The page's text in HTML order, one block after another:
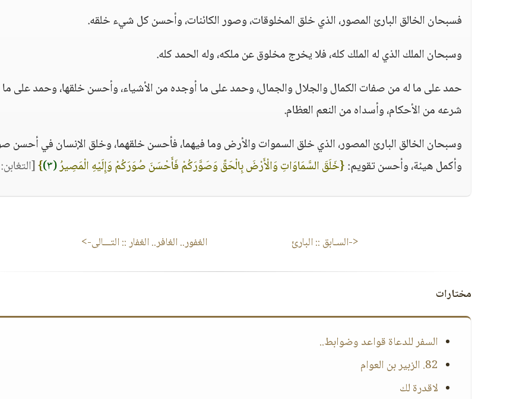
فسبحان الخالق البارئ المصور، الذي خلق المخلوقات، وصور الكائنات، وأحسن كل شيء خلقه.
وسبحان الملك الذي له الملك كله، فلا يخرج مخلوق عن ملكه، وله الحمد كله.
حمد على ما له من صفات الكمال والجلال والجمال، وحمد على ما أوجده من الأشياء، وأحسن خلقها، وحمد على ما
شرعه من الأحكام، وأسداه من النعم العظام.
وسبحان الخالق البارئ المصور، الذي خلق السموات والأرض وما فيهما، فأحسن خلقهما، وخلق الإنسان في أحسن
وأكمل هيئة، وأحسن تقويم:{خَلَقَ السَّمَاوَاتِ وَالْأَرْضَ بِالْحَقِّ وَصَوَّرَكُمْ فَأَحْسَنَ صُوَرَكُمْ وَإِلَيْهِ الْمَصِيرُ(٣) }[التغابن: ٣]
<-السـابق ::البارئ الغفور.. الغافر.. الغفار:: التـــالى->
مختارات
السفر للدعاة قواعد وضوابط..
82. الزبير بن العوام
لاقدرة لك